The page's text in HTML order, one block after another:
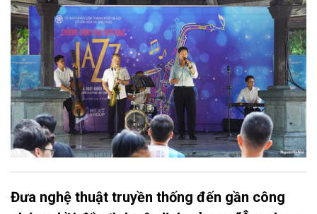
trung tâm Thủ đô.
Đưa nghệ thuật truyền thống đến gần công